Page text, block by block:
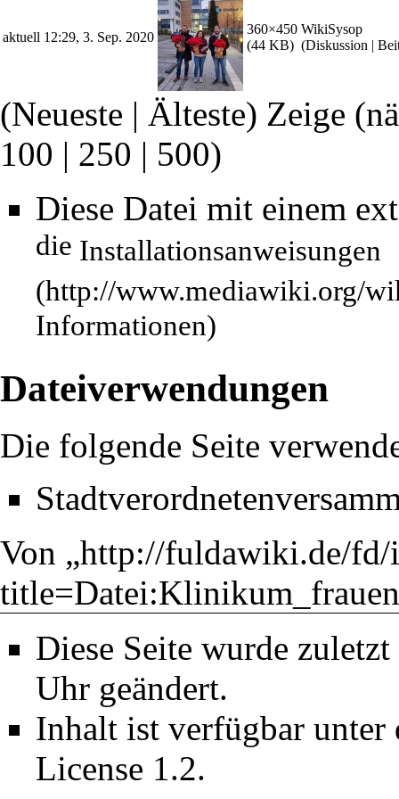
aktuell 12:29, 3. Sep. 2020
360×450
(44 KB)
WikiSysop
(Diskussion |
(Neueste | Älteste) Zeige
100 | 250 | 500)
Diese Datei mit einem
die Installationsanweisungen
Informationen)
Dateiverwendungen
Die folgende Seite
Von „http://fuldawiki.de/fd/
Diese Seite wurde
Uhr geändert.
Inhalt ist verfügbar
License 1.2.